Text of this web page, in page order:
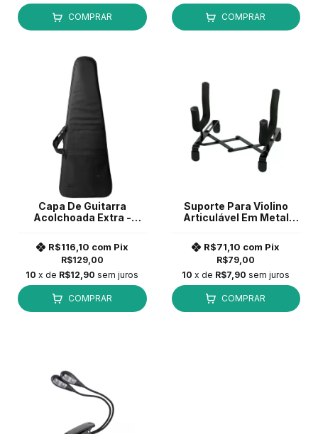
COMPRAR COMPRAR
Capa De Guitarra
Acolchoada Extra -
R$129,00
R$116,10 com Pix
10 x de R$12,90 sem juros
COMPRAR
Suporte Para Violino
Articulável Em Metal
R$79,00
R$71,10 com Pix
10 x de R$7,90 sem juros
COMPRAR